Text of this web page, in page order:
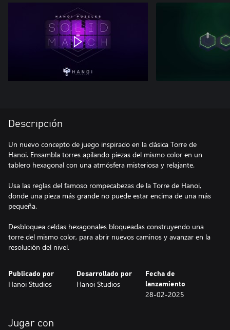
Descripción
Un nuevo concepto de juego inspirado en la clásica Torre de
Hanoi. Ensambla torres apilando piezas del mismo color en un
tablero hexagonal con una atmósfera misteriosa y relajante.
Usa las reglas del famoso rompecabezas de la Torre de Hanoi,
donde una pieza más grande no puede estar encima de una más
pequeña.
Desbloquea celdas hexagonales bloqueadas construyendo una
torre del mismo color, para abrir nuevos caminos y avanzar en la
resolución del nivel.
Publicado por
Hanoi Studios
Desarrollado por
Hanoi Studios
Fecha de
lanzamiento
28-02-2025
Jugar con